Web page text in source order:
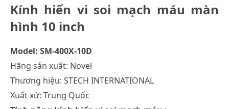
Kính hiển vi soi mạch máu màn
hình 10 inch
Model: SM-400X-10D
Hãng sản xuất: Novel
Thương hiệu: STECH INTERNATIONAL
Xuất xứ: Trung Quốc